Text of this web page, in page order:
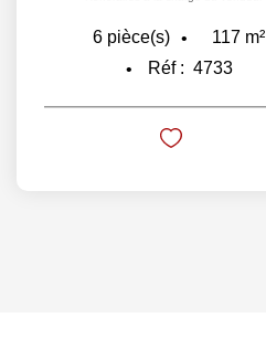
6 pièce(s) 117 m²
Réf : 4733